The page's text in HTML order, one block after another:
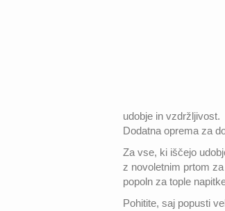
udobje in vzdržljivost.
Dodatna oprema za
Za vse, ki iščejo
z novoletnim prtom
popoln za tople
Pohitite, saj popusti